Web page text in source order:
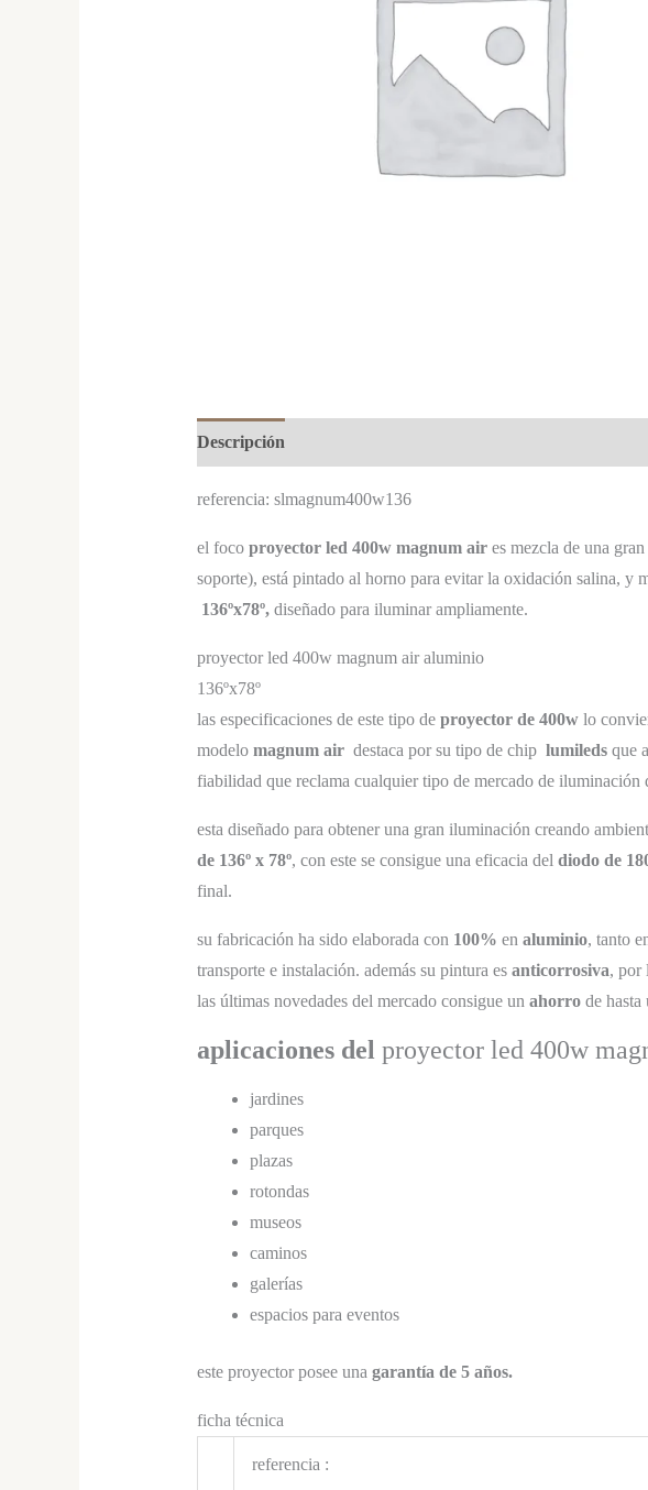
Descripción
referencia: slmagnum400w136
el focoproyector led 400w magnum aires mezcla de una
soporte), está pintado al horno para evitar la oxidación salina, y
136ºx78º,diseñado para iluminar ampliamente.
proyector led 400w magnum air aluminio
136ºx78º
las especificaciones de este tipo de proyector de 400w lo
modelo magnum air destaca por su tipo de chip lumiledsque
fiabilidad que reclama cualquier tipo de mercado de iluminación
esta diseñado para obtener una gran iluminación creando
de 136º x 78º, con este se consigue una eficacia del diodo de
final.
su fabricación ha sido elaborada con 100% en aluminio, tanto
transporte e instalación. además su pintura es anticorrosiva, por
las últimas novedades del mercado consigue un ahorrode hasta
aplicaciones del proyector led 400w
jardines
parques
plazas
rotondas
museos
caminos
galerías
espacios para eventos
este proyector posee una garantía de 5 años.
ficha técnica
referencia :